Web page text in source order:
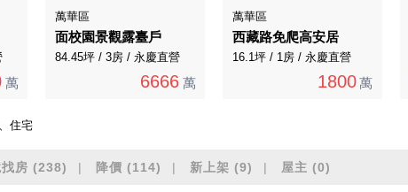
萬
萬華區
面校園景觀露臺戶
84.45坪 / 3房 / 永慶直營
6666 萬
萬華區
西藏路免爬高安居
16.1坪 / 1房 / 永慶直營
1800 萬
住宅
房 (238) 降價 (114) 新上架 (9) 屋主 (0)